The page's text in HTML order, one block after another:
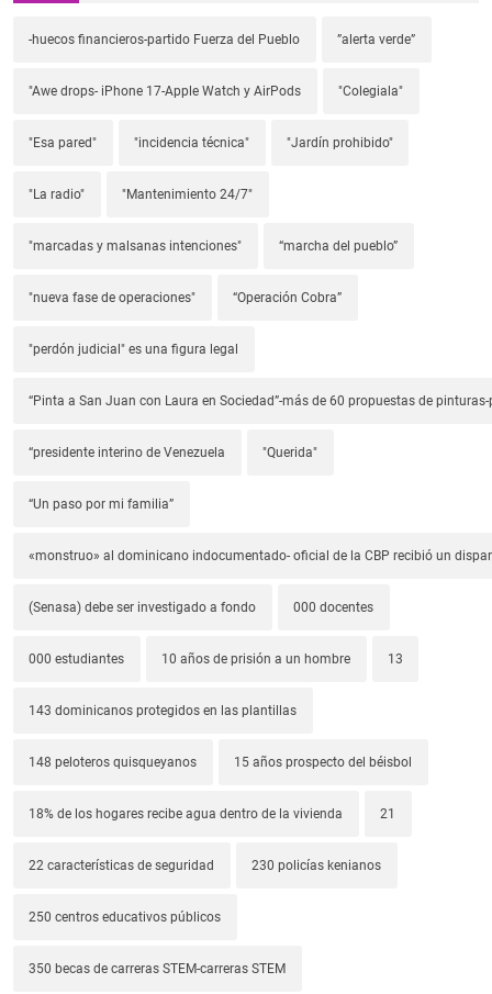
-huecos financieros-partido Fuerza del Pueblo ”alerta verde”
"Awe drops- iPhone 17-Apple Watch y AirPods "Colegiala"
"Esa pared" "incidencia técnica" "Jardín prohibido"
"La radio" "Mantenimiento 24/7"
"marcadas y malsanas intenciones" “marcha del pueblo”
"nueva fase de operaciones" “Operación Cobra”
"perdón judicial" es una figura legal
“Pinta a San Juan con Laura en Sociedad”-más de 60 propuestas de
“presidente interino de Venezuela "Querida"
“Un paso por mi familia”
«monstruo» al dominicano indocumentado- oficial de la CBP recibió un
(Senasa) debe ser investigado a fondo 000 docentes
000 estudiantes 10 años de prisión a un hombre 13
143 dominicanos protegidos en las plantillas
148 peloteros quisqueyanos 15 años prospecto del béisbol
18% de los hogares recibe agua dentro de la vivienda 21
22 características de seguridad 230 policías kenianos
250 centros educativos públicos
350 becas de carreras STEM-carreras STEM